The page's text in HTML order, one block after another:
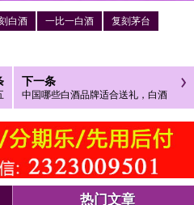
白酒 一比一白酒
复刻茅台
下一条
中国哪些白酒品牌适合送礼，白酒
送礼好不好？
热门文章